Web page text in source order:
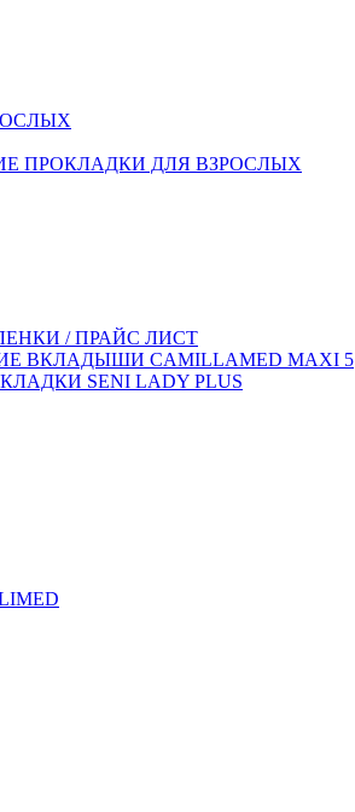
ПРОКЛАДКИ ДЛЯ ВЗРОСЛЫХ
/ ПРАЙС ЛИСТ
ВКЛАДЫШИ CAMILLAMED MAXI 5
SENI LADY PLUS